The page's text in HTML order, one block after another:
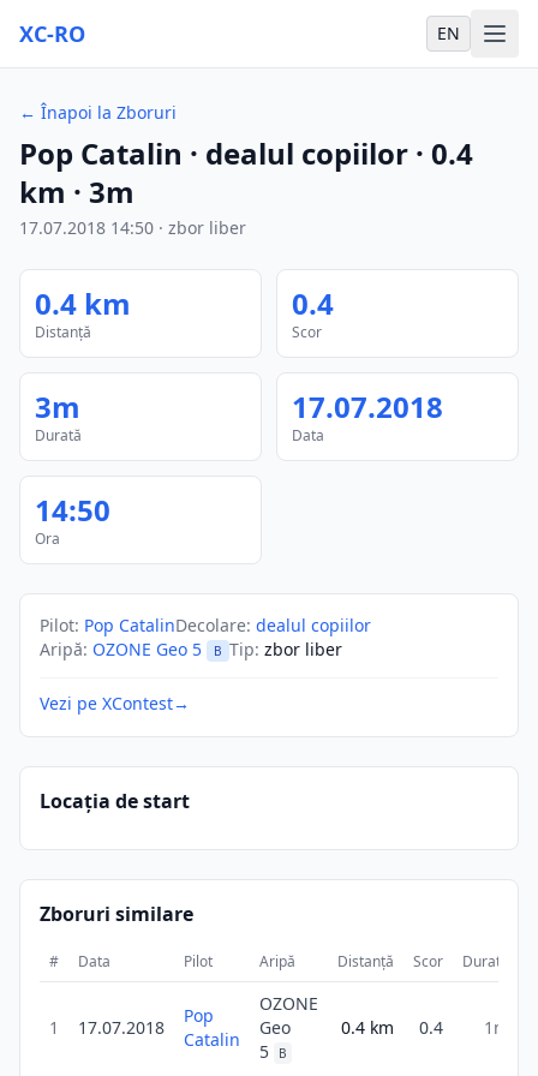
XC-RO EN
← Înapoi la Zboruri
Pop Catalin · dealul copiilor · 0.4
km · 3m
17.07.2018 14:50 · zbor liber
0.4 km
Distanță
0.4
Scor
3m
Durată
17.07.2018
Data
14:50
Ora
Pilot: Pop CatalinDecolare: dealul copiilor
Aripă: OZONE Geo 5 B Tip: zbor liber
Vezi pe XContest→
Locația de start
Zboruri similare
# Data Pilot Aripă Distanță Scor Durată
1 17.07.2018
Pop
Catalin
OZONE
Geo
5
B
0.4 km 0.4 1m